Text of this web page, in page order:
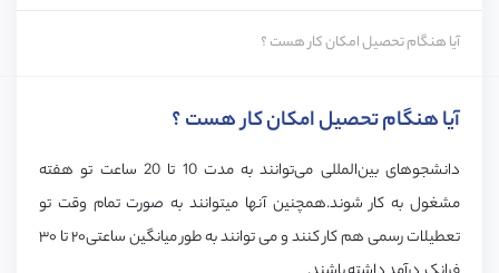
آیا هنگام تحصیل امکان کار هست ؟
آیا هنگام تحصیل امکان کار هست ؟
دانشجوهای بین‌المللی می‌توانند
به مدت 10 تا 20 ساعت تو هفته
مشغول به کار شوند.همچنین آنها میتوانند به صورت تمام وقت تو
تعطیلات رسمی هم کار کنند و می توانند به طور میانگین ساعتی
۲۰ تا ۳۰